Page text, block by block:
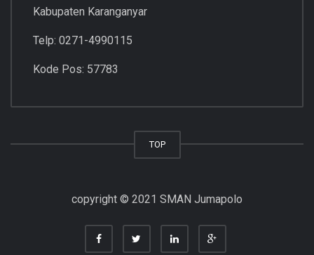
Kabupaten Karanganyar
Telp: 0271-4990115
Kode Pos: 57783
TOP
copyright © 2021 SMAN Jumapolo